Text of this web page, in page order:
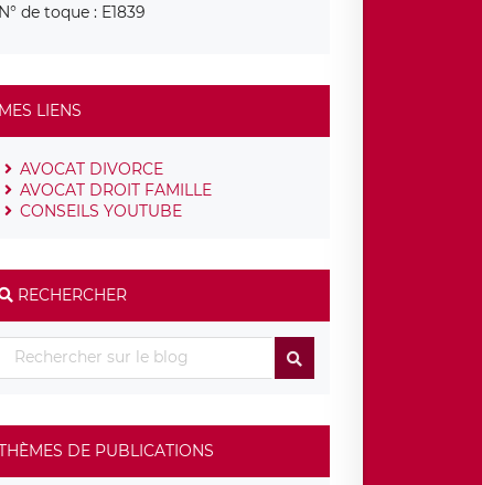
N° de toque : E1839
MES LIENS
AVOCAT DIVORCE
AVOCAT DROIT FAMILLE
CONSEILS YOUTUBE
RECHERCHER
DE PUBLICATIONS